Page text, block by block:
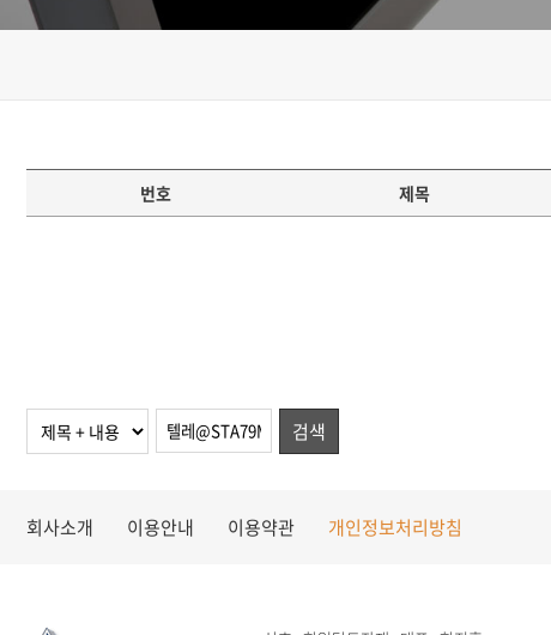
번호 제목
검색
회사소개 이용안내 이용약관 개인정보처리방침